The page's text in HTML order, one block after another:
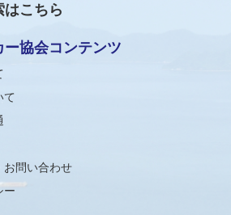
はこちら
ー協会コンテンツ
て
お問い合わせ
ー